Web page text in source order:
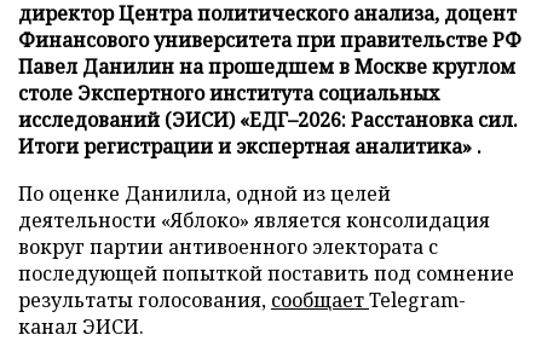
директор Центра политического анализа, доцент
Финансового университета при правительстве РФ
Павел Данилин на прошедшем в Москве круглом
столе Экспертного института социальных
исследований (ЭИСИ) «ЕДГ–2026: Расстановка сил.
Итоги регистрации и экспертная аналитика» .
По оценке Данилила, одной из целей
деятельности «Яблоко» является консолидация
вокруг партии антивоенного электората с
последующей попыткой поставить под сомнение
результаты голосования, сообщаетTelegram-
канал ЭИСИ.